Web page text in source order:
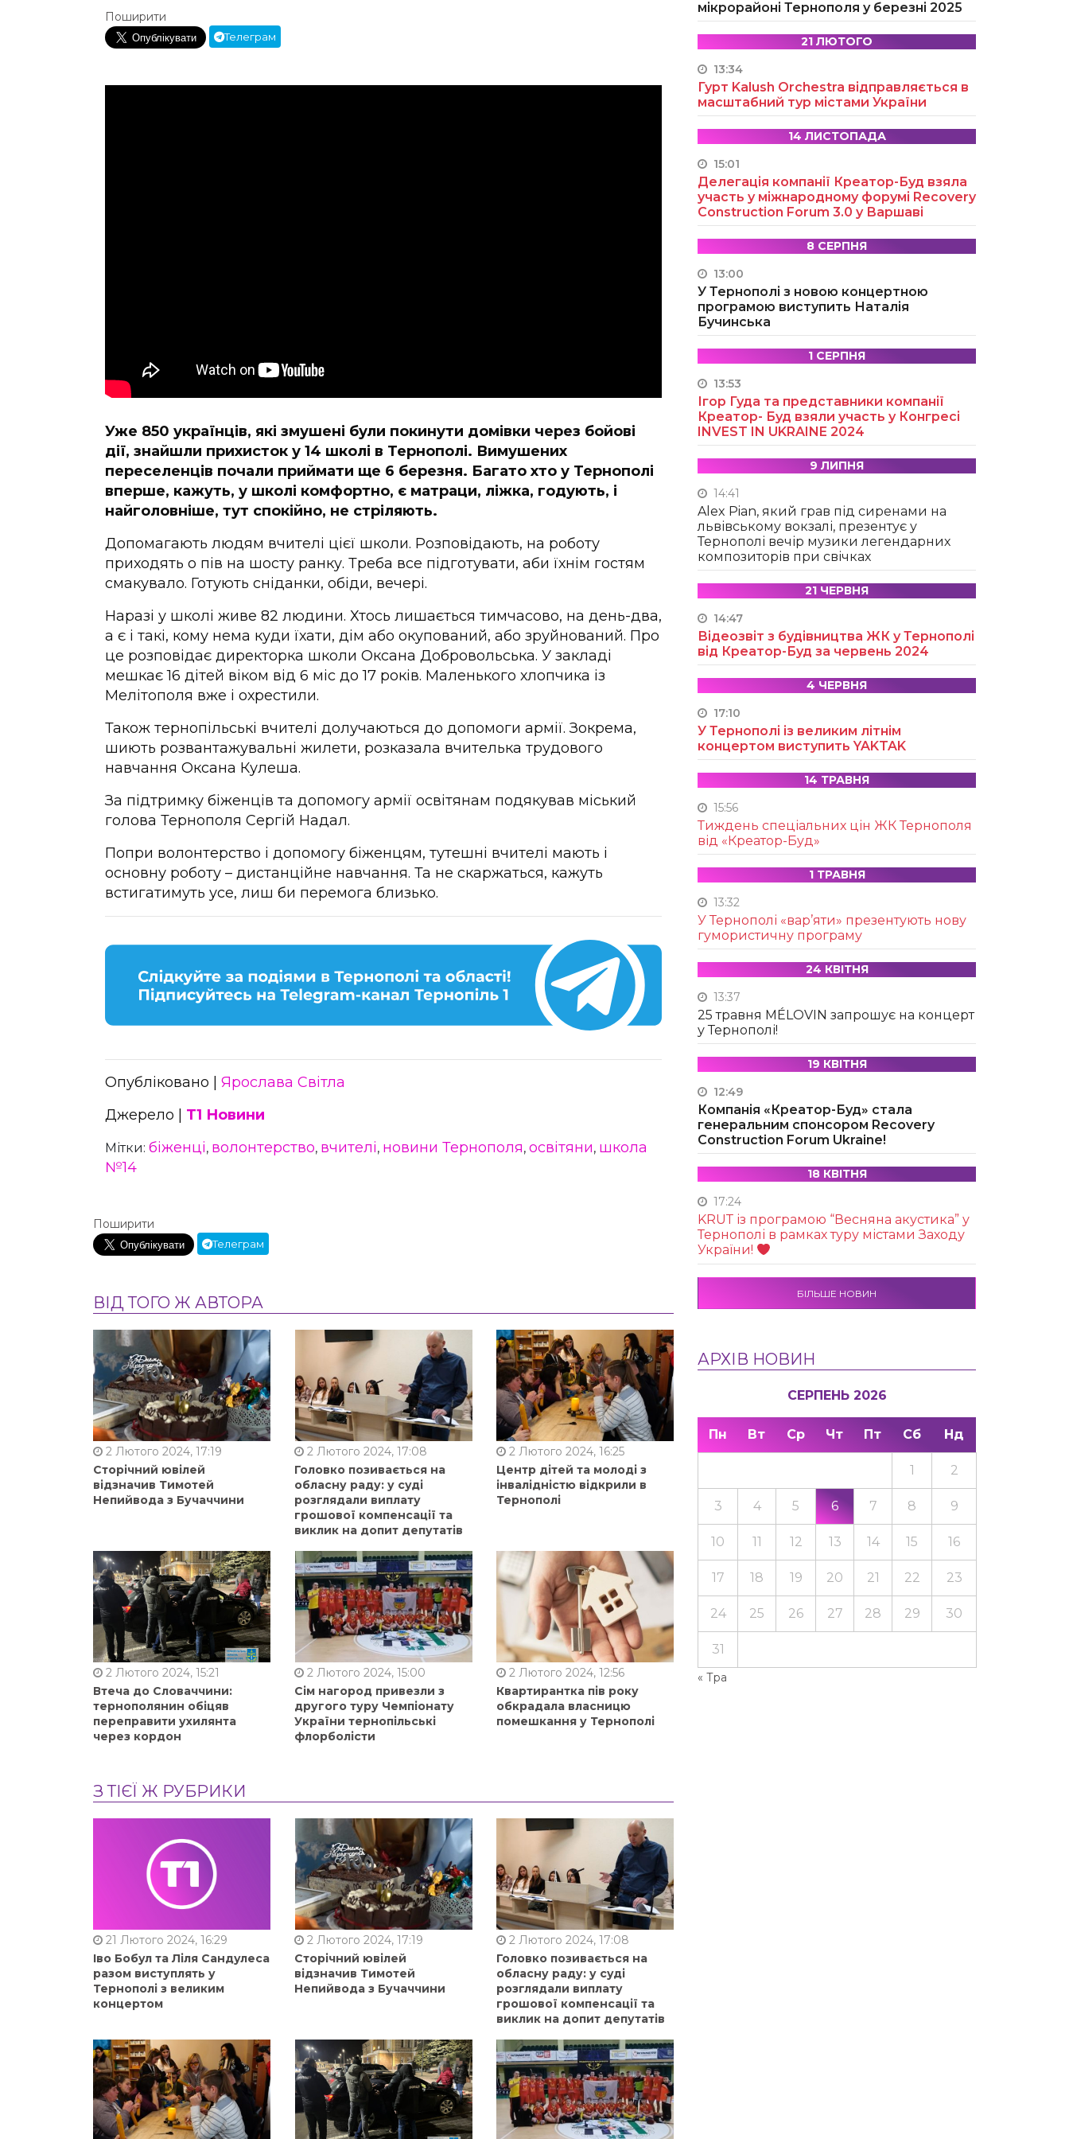
Поширити
Телеграм
Уже 850 українців, які змушені були покинути домівки через бойові
дії, знайшли прихисток у 14 школі в Тернополі. Вимушених
переселенців почали приймати ще 6 березня. Багато хто у Тернополі
вперше, кажуть, у школі комфортно, є матраци, ліжка, годують, і
найголовніше, тут спокійно, не стріляють.
Допомагають людям вчителі цієї школи. Розповідають, на роботу
приходять о пів на шосту ранку. Треба все підготувати, аби їхнім гостям
смакувало. Готують сніданки, обіди, вечері.
Наразі у школі живе 82 людини. Хтось лишається тимчасово, на день-два,
а є і такі, кому нема куди їхати, дім або окупований, або зруйнований. Про
це розповідає директорка школи Оксана Добровольська. У закладі
мешкає 16 дітей віком від 6 міс до 17 років. Маленького хлопчика із
Мелітополя вже і охрестили.
Також тернопільські вчителі долучаються до допомоги армії. Зокрема,
шиють розвантажувальні жилети, розказала вчителька трудового
навчання Оксана Кулеша.
За підтримку біженців та допомогу армії освітянам подякував міський
голова Тернополя Сергій Надал.
Попри волонтерство і допомогу біженцям, тутешні вчителі мають і
основну роботу – дистанційне навчання. Та не скаржаться, кажуть
встигатимуть усе, лиш би перемога близько.
Опубліковано | Ярослава Світла
Джерело | Т1 Новини
Мітки: біженці, волонтерство, вчителі, новини Тернополя, освітяни, школа
№14
Поширити
Телеграм
ВІД ТОГО Ж АВТОРА
2 Лютого 2024, 17:19
Сторічний ювілей
відзначив Тимотей
Непийвода з Бучаччини
2 Лютого 2024, 17:08
Головко позивається на
обласну раду: у суді
розглядали виплату
грошової компенсації та
виклик на допит депутатів
2 Лютого 2024, 16:25
Центр дітей та молоді з
інвалідністю відкрили в
Тернополі
2 Лютого 2024, 15:21
Втеча до Словаччини:
тернополянин обіцяв
переправити ухилянта
через кордон
2 Лютого 2024, 15:00
Сім нагород привезли з
другого туру Чемпіонату
України тернопільські
флорболісти
2 Лютого 2024, 12:56
Квартирантка пів року
обкрадала власницю
помешкання у Тернополі
З ТІЄЇ Ж РУБРИКИ
21 Лютого 2024, 16:29
Іво Бобул та Ліля Сандулеса
разом виступлять у
Тернополі з великим
концертом
2 Лютого 2024, 17:19
Сторічний ювілей
відзначив Тимотей
Непийвода з Бучаччини
2 Лютого 2024, 17:08
Головко позивається на
обласну раду: у суді
розглядали виплату
грошової компенсації та
виклик на допит депутатів
мікрорайоні Тернополя у березні 2025
21 ЛЮТОГО
13:34
Гурт Kalush Orchestra відправляється в
масштабний тур містами України
14 ЛИСТОПАДА
15:01
Делегація компанії Креатор-Буд взяла
участь у міжнародному форумі Recovery
Construction Forum 3.0 у Варшаві
8 СЕРПНЯ
13:00
У Тернополі з новою концертною
програмою виступить Наталія
Бучинська
1 СЕРПНЯ
13:53
Ігор Гуда та представники компанії
Креатор- Буд взяли участь у Конгресі
INVEST IN UKRAINE 2024
9 ЛИПНЯ
14:41
Alex Pian, який грав під сиренами на
львівському вокзалі, презентує у
Тернополі вечір музики легендарних
композиторів при свічках
21 ЧЕРВНЯ
14:47
Відеозвіт з будівництва ЖК у Тернополі
від Креатор-Буд за червень 2024
4 ЧЕРВНЯ
17:10
У Тернополі із великим літнім
концертом виступить YAKTAK
14 ТРАВНЯ
15:56
Тиждень спеціальних цін ЖК Тернополя
від «Креатор-Буд»
1 ТРАВНЯ
13:32
У Тернополі «вар’яти» презентують нову
гумористичну програму
24 КВІТНЯ
13:37
25 травня MÉLOVIN запрошує на концерт
у Тернополі!
19 КВІТНЯ
12:49
Компанія «Креатор-Буд» стала
генеральним спонсором Recovery
Construction Forum Ukraine!
18 КВІТНЯ
17:24
KRUТ із програмою “Весняна акустика” у
Тернополі в рамках туру містами Заходу
України!
БІЛЬШЕ НОВИН
АРХІВ НОВИН
СЕРПЕНЬ 2026
Пн Вт Ср Чт Пт Сб Нд
« Тра
1 2
3 4 5 6 7 8 9
10 11 12 13 14 15 16
17 18 19 20 21 22 23
24 25 26 27 28 29 30
31